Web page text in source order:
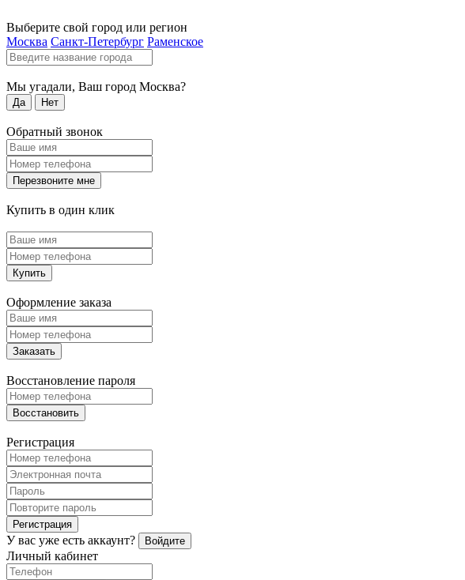
Выберите свой город или регион
Москва Санкт-Петербург Раменское
Мы угадали, Ваш город Москва?
Да Нет
Обратный звонок
Перезвоните мне
Купить в один клик
Купить
Оформление заказа
Заказать
Восстановление пароля
Восстановить
Регистрация
Регистрация
У вас уже есть аккаунт? Войдите
Личный кабинет